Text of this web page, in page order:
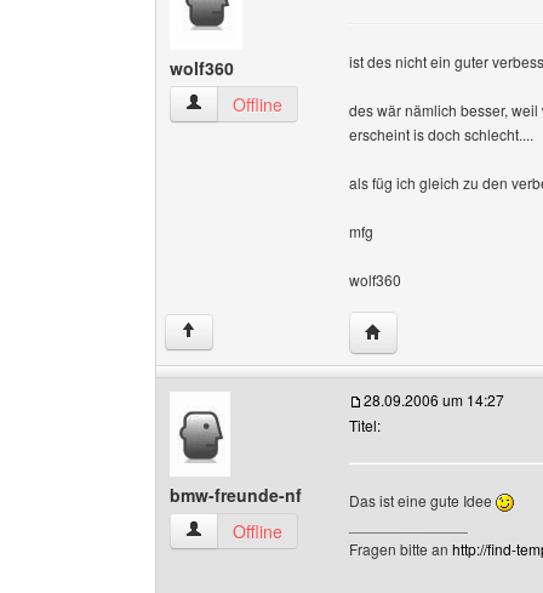
wolf360
wolf360 Benutzer-Profile anzeigen
Offline
ist des nicht ein guter
des wär nämlich besser,
erscheint is doch schlecht....
als füg ich gleich zu den
mfg
wolf360
↑ Website dieses
bmw-freunde-nf
bmw-freunde-nf Benutzer-Profile anzeigen
Offline
28.09.2006 um 14:27
Titel:
Das ist eine gute Idee
Fragen bitte an http://find-